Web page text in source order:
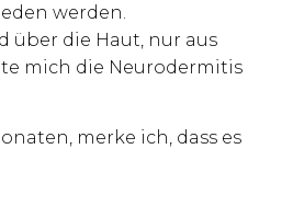
werden.
über die Haut, nur aus
mich die Neurodermitis
merke ich, dass es